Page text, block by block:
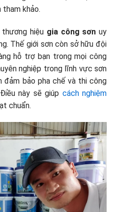
tham khảo.
hiệu gia công sơn uy
Thế giới sơn còn sở hữu đội
hỗ trợ bạn trong mọi công
nghiệp trong lĩnh vực sơn
đảm bảo pha chế và thi công
này sẽ giúp cách nghiệm
chuẩn.